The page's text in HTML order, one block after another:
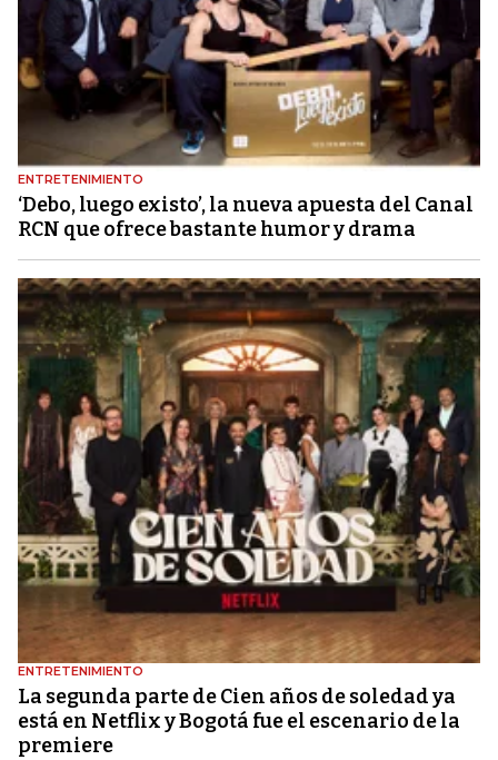
ENTRETENIMIENTO
‘Debo, luego existo’, la nueva apuesta del Canal
RCN que ofrece bastante humor y drama
ENTRETENIMIENTO
La segunda parte de Cien años de soledad ya
está en Netflix y Bogotá fue el escenario de la
premiere